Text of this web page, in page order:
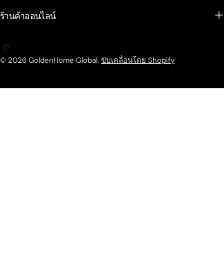
ร้านค้าออนไลน์
© 2026 GoldenHome Global. ขับเคลื่อนโดย Shopify